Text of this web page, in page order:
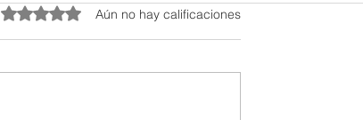
Obtuvo 0 de 5 estrellas.
Aún no hay calificaciones